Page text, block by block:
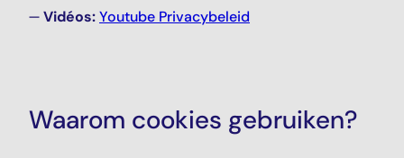
Vidéos:Youtube Privacybeleid
Waarom cookies gebruiken?